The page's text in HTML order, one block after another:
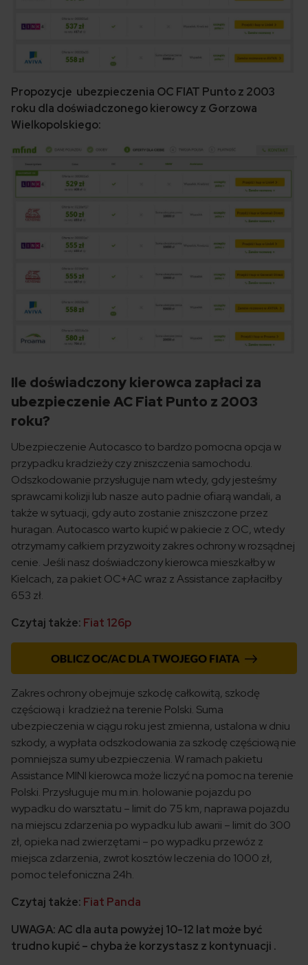
Propozycje ubezpieczenia OC FIAT Punto z 2003
roku dla doświadczonego kierowcy z Gorzowa
Wielkopolskiego:
Ile doświadczony kierowca zapłaci za
ubezpieczenie AC Fiat Punto z 2003
roku?
Ubezpieczenie Autocasco to bardzo pomocna opcja w
przypadku kradzieży czy zniszczenia samochodu.
Odszkodowanie przysługuje nam wtedy, gdy jesteśmy
sprawcami kolizji lub nasze auto padnie ofiarą wandali, a
także w sytuacji, gdy auto zostanie zniszczone przez
huragan. Autocasco warto kupić w pakiecie z OC, wtedy
otrzymamy całkiem przyzwoity zakres ochrony w rozsądnej
cenie. Jeśli nasz doświadczony kierowca mieszkałby w
Kielcach, za pakiet OC+AC wraz z Assistance zapłaciłby
653 zł.
Czytaj także: Fiat 126p
Zakres ochrony obejmuje szkodę całkowitą, szkodę
częściową i kradzież na terenie Polski. Suma
ubezpieczenia w ciągu roku jest zmienna, ustalona w dniu
szkody, a wypłata odszkodowania za szkodę częściową nie
pomniejsza sumy ubezpieczenia. W ramach pakietu
Assistance MINI kierowca może liczyć na pomoc na terenie
Polski. Przysługuje mu m.in. holowanie pojazdu po
wypadku do warsztatu – limit do 75 km, naprawa pojazdu
na miejscu zdarzenia po wypadku lub awarii – limit do 300
zł, opieka nad zwierzętami – po wypadku przewóz z
miejsca zdarzenia, zwrot kosztów leczenia do 1000 zł,
pomoc telefoniczna 24h.
Czytaj także: Fiat Panda
UWAGA: AC dla auta powyżej 10-12 lat może być
trudno kupić – chyba że korzystasz z kontynuacji .